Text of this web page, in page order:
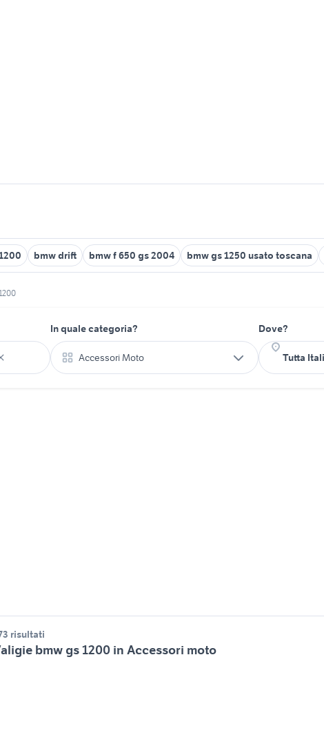
bmw drift bmw f 650 gs 2004 bmw gs 1250 usato toscana
In quale categoria?
Accessori Moto
Dove?
risultati
bmw gs 1200 in Accessori moto